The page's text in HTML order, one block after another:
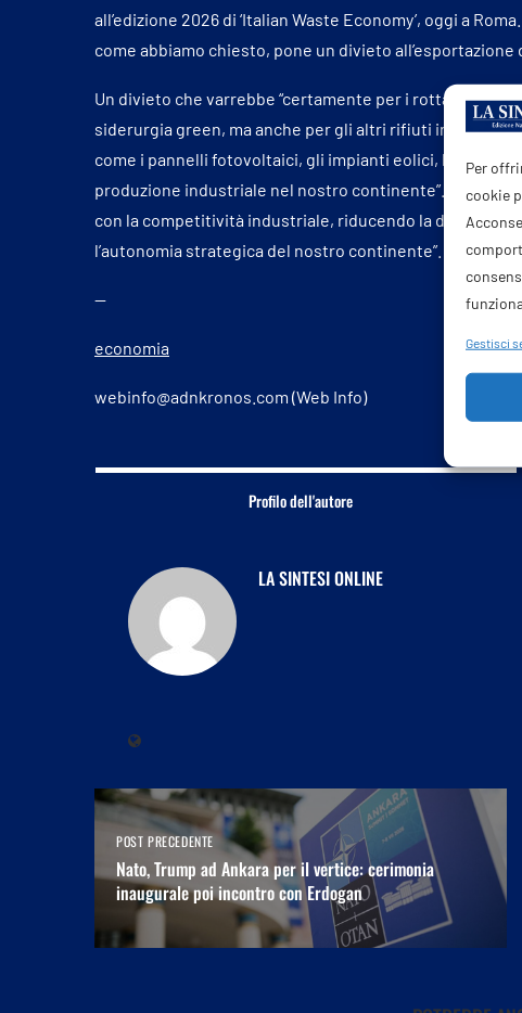
Per
cookie
Gestisci
all’edizione 2026 di ‘Italian Waste Economy’, oggi a
come abbiamo chiesto, pone un divieto all’esportazione
Un divieto che varrebbe “certamente per i rottami ferrosi,
siderurgia green, ma anche per gli altri rifiuti industriali
come i pannelli fotovoltaici, gli impianti eolici, le batterie
produzione industriale nel nostro continente”. Per il
con la competitività industriale, riducendo la
l’autonomia strategica del nostro continente”.
—
economia
webinfo@adnkronos.com (Web Info)
Profilo dell'autore
LA SINTESI ONLINE
POST PRECEDENTE
Nato, Trump ad Ankara per il vertice: cerimonia
inaugurale poi incontro con Erdogan